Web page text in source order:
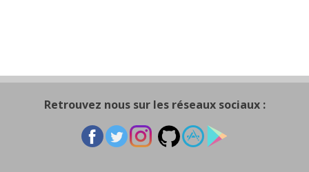
Retrouvez nous sur les réseaux sociaux :